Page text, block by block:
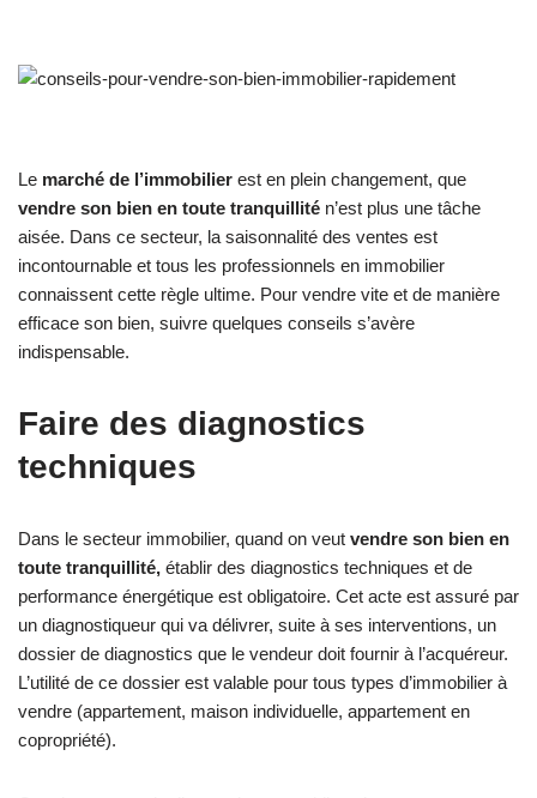
Le marché de l’immobilier est en plein changement, que
vendre son bien en toute tranquillité n’est plus une tâche
aisée. Dans ce secteur, la saisonnalité des ventes est
incontournable et tous les professionnels en immobilier
connaissent cette règle ultime. Pour vendre vite et de manière
efficace son bien, suivre quelques conseils s’avère
indispensable.
Faire des diagnostics
techniques
Dans le secteur immobilier, quand on veut vendre son bien en
toute tranquillité, établir des diagnostics techniques et de
performance énergétique est obligatoire. Cet acte est assuré par
un diagnostiqueur qui va délivrer, suite à ses interventions, un
dossier de diagnostics que le vendeur doit fournir à l’acquéreur.
L’utilité de ce dossier est valable pour tous types d’immobilier à
vendre (appartement, maison individuelle, appartement en
copropriété).